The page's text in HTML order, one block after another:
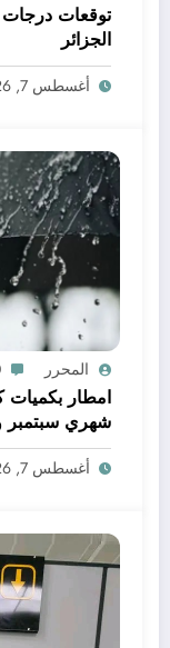
الجزائر
أغسطس 7, 2026
المحرر
امطار بكميات
شهري سبتمبر
2026 الجزائر
أغسطس 7, 2026